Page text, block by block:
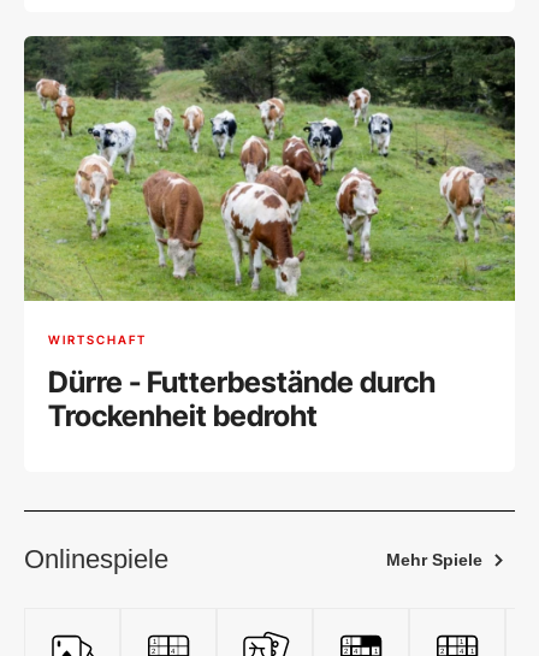
WIRTSCHAFT
Dürre - Futterbestände durch
Trockenheit bedroht
Onlinespiele Mehr Spiele